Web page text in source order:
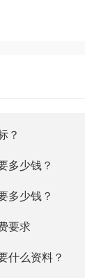
？
多少钱？
多少钱？
要求
什么资料？